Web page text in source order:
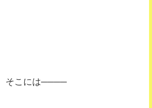
そこには────